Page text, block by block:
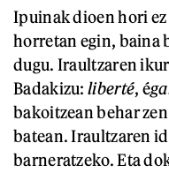
Ipuinak dioen hori
horretan egin, baina
dugu. Iraultzaren
Badakizu:liberté, é
bakoitzean behar
batean. Iraultzaren
barneratzeko. Eta